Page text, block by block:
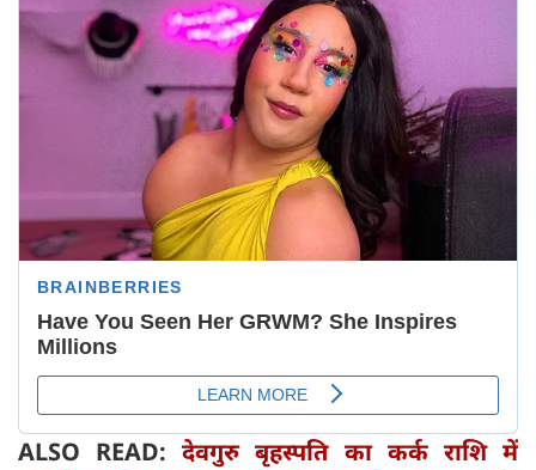
ALSO READ:देवगुरु बृहस्पति का कर्क राशि में